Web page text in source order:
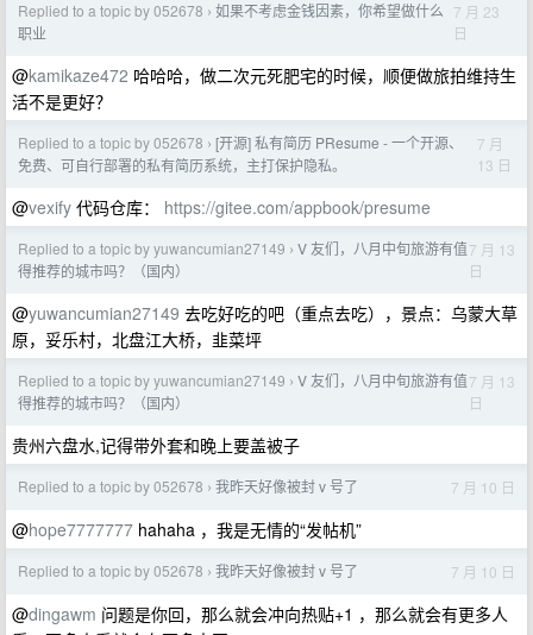
Replied to a topic by 052678 › 如果不考虑金钱因素，你希望做什么
职业
7 月 23
日
@kamikaze472 哈哈哈，做二次元死肥宅的时候，顺便做旅拍维持生
活不是更好？
Replied to a topic by 052678 › [开源] 私有简历 PResume - 一个开源、
免费、可自行部署的私有简历系统，主打保护隐私。
7 月
13 日
@vexify 代码仓库： https://gitee.com/appbook/presume
Replied to a topic by yuwancumian27149 › V 友们，八月中旬旅游有值
得推荐的城市吗？（国内）
7 月 13
日
@yuwancumian27149 去吃好吃的吧（重点去吃），景点：乌蒙大草
原，妥乐村，北盘江大桥，韭菜坪
Replied to a topic by yuwancumian27149 › V 友们，八月中旬旅游有值
得推荐的城市吗？（国内）
7 月 13
日
贵州六盘水,记得带外套和晚上要盖被子
Replied to a topic by 052678 › 我昨天好像被封 v 号了 7 月 10 日
@hope7777777 hahaha ，我是无情的“发帖机”
Replied to a topic by 052678 › 我昨天好像被封 v 号了 7 月 10 日
@dingawm 问题是你回，那么就会冲向热贴+1 ，那么就会有更多人